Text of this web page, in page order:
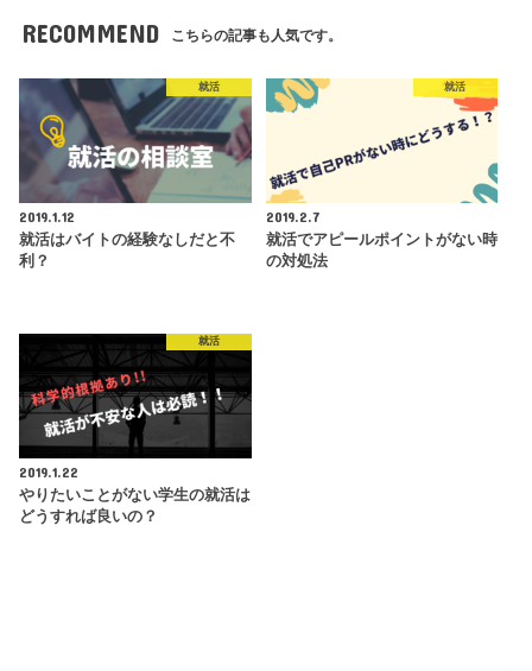
RECOMMEND こちらの記事も人気です。
就活
2019.1.12
就活はバイトの経験なしだと不
利？
就活
2019.2.7
就活でアピールポイントがない時
の対処法
就活
2019.1.22
やりたいことがない学生の就活は
どうすれば良いの？